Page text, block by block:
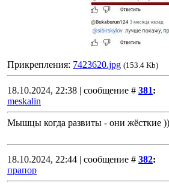
Прикрепления: 7423620.jpg (153.4 Kb)
18.10.2024, 22:38 | сообщение # 381:
meskalin
Мышцы когда развиты - они жёсткие
18.10.2024, 22:44 | сообщение # 382:
прапор